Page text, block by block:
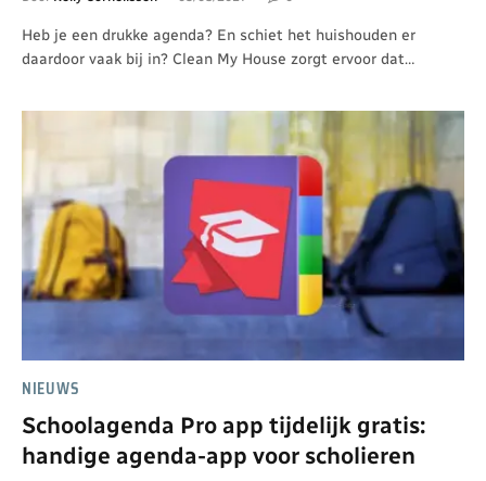
Heb je een drukke agenda? En schiet het huishouden er
daardoor vaak bij in? Clean My House zorgt ervoor dat…
NIEUWS
Schoolagenda Pro app tijdelijk gratis:
handige agenda-app voor scholieren